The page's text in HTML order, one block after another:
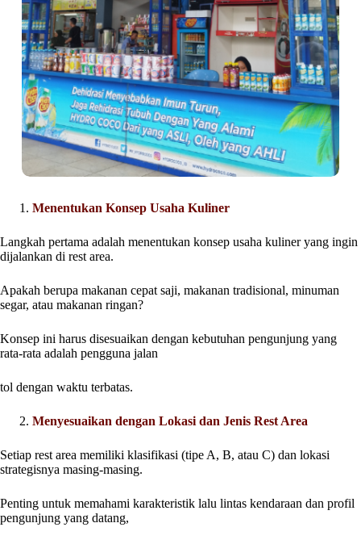
Menentukan Konsep Usaha Kuliner
Langkah pertama adalah menentukan konsep usaha kuliner yang ingin
dijalankan di rest area.
Apakah berupa makanan cepat saji, makanan tradisional, minuman
segar, atau makanan ringan?
Konsep ini harus disesuaikan dengan kebutuhan pengunjung yang
rata-rata adalah pengguna jalan
tol dengan waktu terbatas.
Menyesuaikan dengan Lokasi dan Jenis Rest Area
Setiap rest area memiliki klasifikasi (tipe A, B, atau C) dan lokasi
strategisnya masing-masing.
Penting untuk memahami karakteristik lalu lintas kendaraan dan profil
pengunjung yang datang,